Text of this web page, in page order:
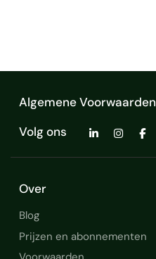
Algemene Voorwaarden
Volg ons
Over
Blog
Prijzen en abonnementen